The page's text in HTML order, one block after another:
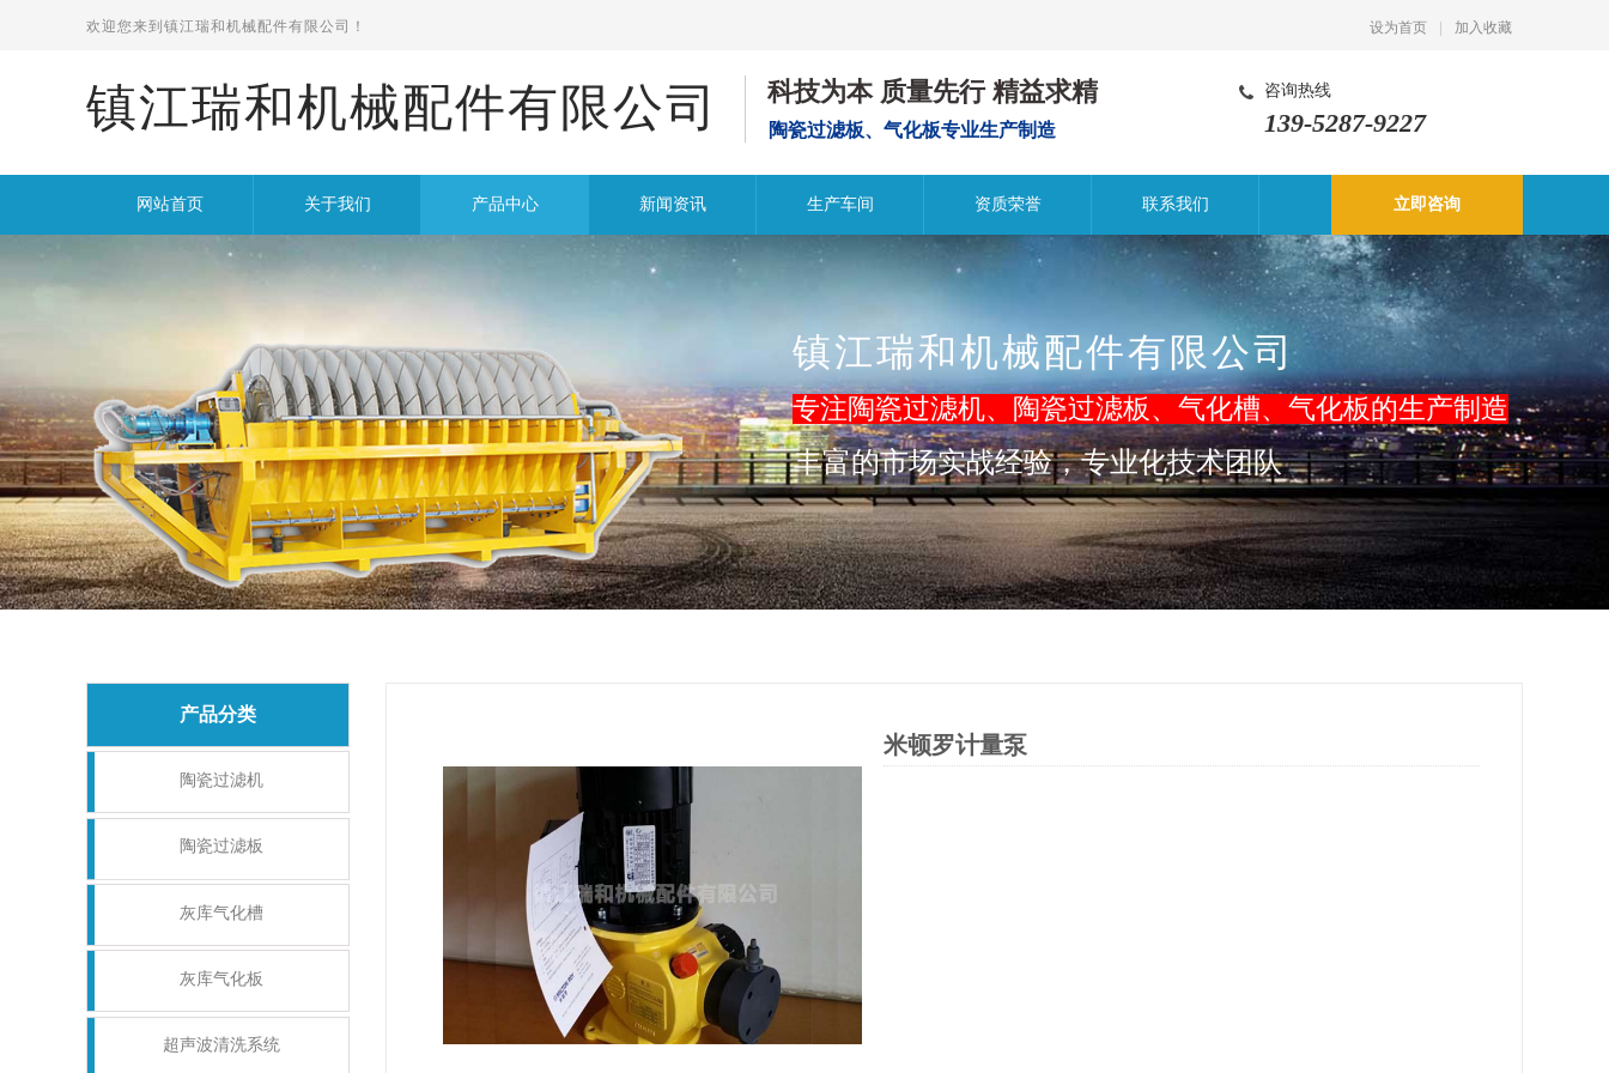
设为首页 加入收藏
欢迎您来到 镇江瑞和机械配件有限公司！
科技为本 质量先行 精益求精
陶瓷过滤板、气化板专业生产制造
咨询热线
139-5287-9227
镇江瑞和机械配件有限公司
网站首页 关于我们 产品中心 新闻资讯 生产车间 资质荣誉 联系我们 立即咨询
镇江瑞和机械配件有限公司
专注陶瓷过滤机、陶瓷过滤板、气化槽、气化板的生产制造
丰富的市场实战经验，专业化技术团队
米顿罗计量泵
产品分类
陶瓷过滤机
陶瓷过滤板
灰库气化槽
灰库气化板
超声波清洗系统